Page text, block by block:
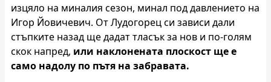
изцяло на миналия сезон, минал под давлението на
Игор Йовичевич. От Лудогорец си зависи дали
стъпките назад ще дадат тласък за нов и по-голям
скок напред, или наклонената плоскост ще е
само надолу по пътя на забравата.